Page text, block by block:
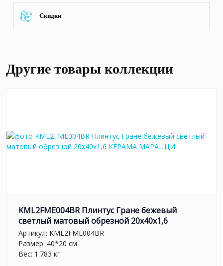
Скидки
Другие товары коллекции
KML2FME004BR Плинтус Гране бежевый
светлый матовый обрезной 20x40x1,6
Артикул: KML2FME004BR
Размер: 40*20 см
Вес: 1.783 кг